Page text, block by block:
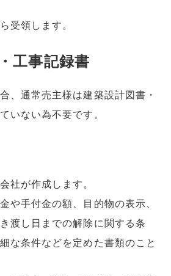
受領します。
工事記録書
、通常売主様は建築設計図書・
いない為不要です。
社が作成します。
や手付金の額、目的物の表示、
渡し日までの解除に関する条
な条件などを定めた書類のこと